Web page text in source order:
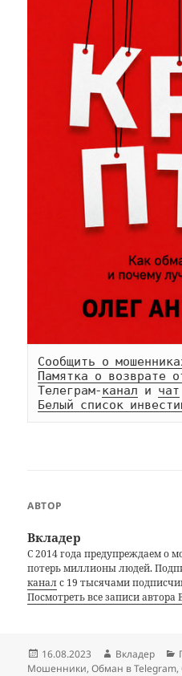
Сообщить о
Памятка о возврате
Телеграм-канал и чат
Белый список
АВТОР
Вкладер
С 2014 года предупреждаем о
потерь миллионы людей.
каналс 19 тысячами
Посмотреть все записи автора
Опубликовано
16.08.2023 Автор
Вкладер
Мошенники,Обман в Telegram,